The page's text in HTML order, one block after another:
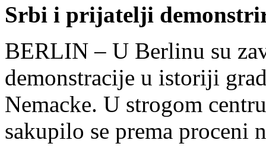
Srbi i prijatelji
BERLIN – U Berlinu su
demonstracije u istoriji
Nemacke. U strogom
sakupilo se prema proceni